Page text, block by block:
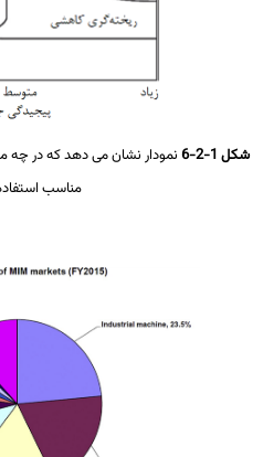
شکل 1-2-6 نمودار نشان می دهد که در چه
مناسب استفاده